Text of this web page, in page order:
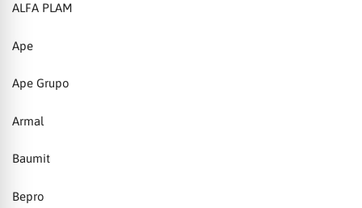
ALFA PLAM
Ape
Ape Grupo
Armal
Baumit
Bepro